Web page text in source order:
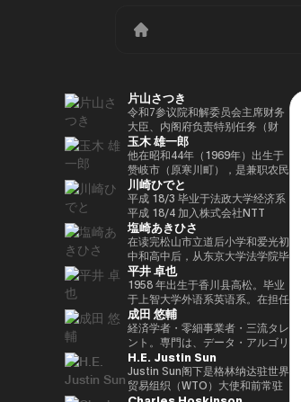
片山さつき
令和7参议院和解委员会主席财务
大臣、内阁府负责特别任务（财
政）税收特别措施和补贴审查的部
长（高志内阁）
玉木 雄一郎
他在昭和44年（1969年）出生于
赞岐市（原寒川町），是兼职农民
的长子，他于昭和63（1988）毕
业于高松高中，平成5年（1993
年）毕业于东京大学法学院，同年
加入财政部 ※1 平成9年（1997
年），在平成完成哈佛大学研究生
院（肯尼迪学院）Isei
17（2005），正在竞选第 44 届
众议院选举。在获得70,177张选
票但以浪人身份失败了4年之后，
他在第45届众议院选举中获得了
109,863张选票，在平成
24（2012）第46届众议院选举中
获得79,153张选票，赢得第二个
任期，在平成26（2014）第47届
众议院选举中获得78,797张选
票，并在平成28（2016）民主党
川崎ひでと
平成 18/3 毕业于法政大学经济系
平成 18/4 加入株式会社NTT
DOCOMO 平成 29/8 众议院议员
川崎二郎秘书 玲和 3/10 在第 49
届众议院大选中首次当选 玲和
6/10 在第50届众议院大选中连任
玲和 6/11 内务通信国会副大臣
（第二届石原内阁） Reiwa 7/10
数字部长议会副部长、内阁府议会
副部长（第一届高中内阁） 玲和
8/2 数字部长议会副部长、内阁府
议会副部长（第二届高中内阁）
塩崎あきひさ
在读完松山市立道后小学和爱光初
中和高中后，从东京大学法学院毕
业后，他是长岛/小野/常松律师事
务所的合伙人律师。2021年，他
在众议院大选（爱媛县第一区）中
首次当选。前国会卫生、劳工和福
利部副部长。在党内，在经历过副
秘书长的经历后，他成为国会对策
委员会副主席。情报战略部、科
学、技术和创新战略部以及
AI/Web3小组委员会的秘书负责
人。
平井 卓也
1958 年出生于香川县高松。毕业
于上智大学外语系英语系。在担任
电通株式会社、西日本广播公司等
公司的总裁兼代表董事后，他在
2000年的第42届众议院选举中首
次当选。从那时起，他已经连续
10次当选。他先后担任过自民党
经济、工业和总务部主席、政治事
务研究委员会副主席、内阁府（负
成田 悠輔
経済学者・零細事業者・三流タレ
ント。専門は、データ・アルゴリ
ズム・ポエム・思想を組み合わせ
たビジネスと公共政策の想像とデ
ザイン。多分野の学術誌・学会に
研究を発表、多くの企業や自治体
H.E. Justin Sun
Justin Sun阁下是格林纳达驻世界
贸易组织（WTO）大使和前常驻
代表，世界领先的区块链和